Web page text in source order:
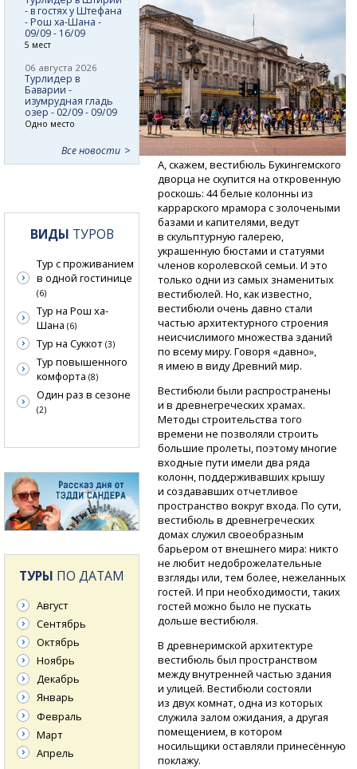
А, скажем, вестибюль Букингемского
дворца не скупится на откровенную
роскошь: 44 белые колонны из
каррарского мрамора с золочеными
базами и капителями, ведут
в скульптурную галерею,
украшенную бюстами и статуями
членов королевской семьи. И это
только одни из самых знаменитых
вестибюлей. Но, как известно,
вестибюли очень давно стали
частью архитектурного строения
неисчислимого множества зданий
по всему миру. Говоря «давно»,
я имею в виду Древний мир.
Вестибюли были распространены
и в древнегреческих храмах.
Методы строительства того
времени не позволяли строить
большие пролеты, поэтому многие
входные пути имели два ряда
колонн, поддерживавших крышу
и создававших отчетливое
пространство вокруг входа. По сути,
вестибюль в древнегреческих
домах служил своеобразным
барьером от внешнего мира: никто
не любит недоброжелательные
взгляды или, тем более, нежеланных
гостей. И при необходимости, таких
гостей можно было не пускать
дольше вестибюля.
В древнеримской архитектуре
вестибюль был пространством
между внутренней частью здания
и улицей. Вестибюли состояли
из двух комнат, одна из которых
служила залом ожидания, а другая
помещением, в котором
носильщики оставляли принесённую
поклажу.
- в гостях у Штефана
- Рош ха-Шана -
09/09 - 16/09
5 мест
06 августа 2026
Турлидер в
Баварии -
изумрудная гладь
озер - 02/09 - 09/09
Одно место
Все новости
ВИДЫ ТУРОВ
Тур с проживанием
в одной гостинице
(6)
Тур на Рош ха-
Шана (6)
Тур на Суккот (3)
Тур повышенного
комфорта (8)
Один раз в сезоне
(2)
ТУРЫ ПО ДАТАМ
Август
Сентябрь
Октябрь
Ноябрь
Декабрь
Январь
Февраль
Март
Апрель